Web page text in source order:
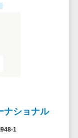
>
ム）>
>
ナショナル
1